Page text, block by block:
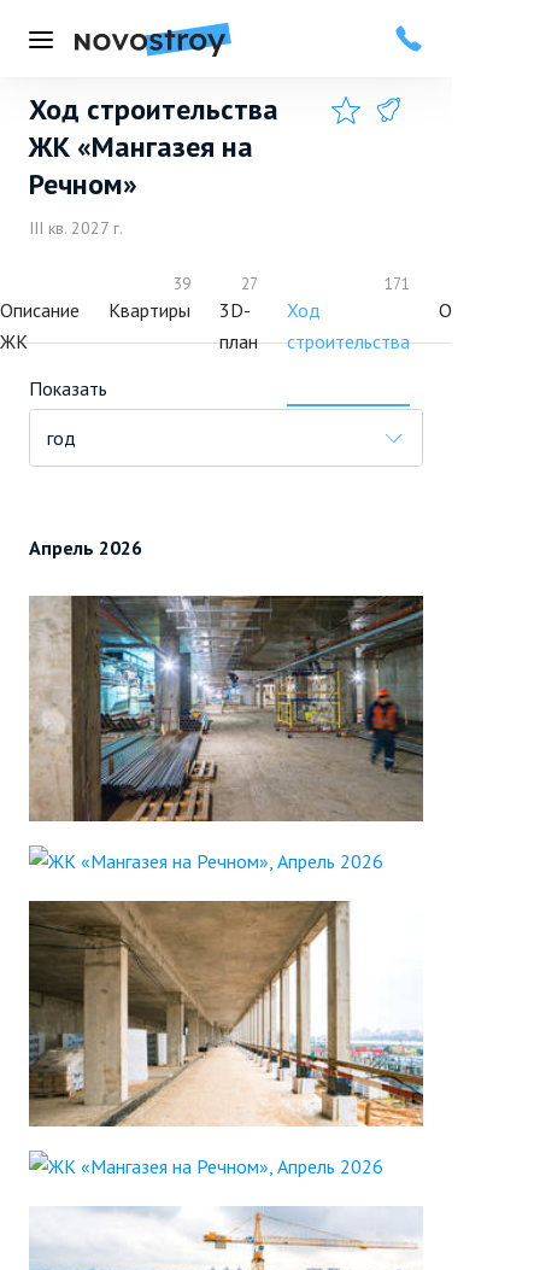
Меню
Ход строительства
ЖК «Мангазея на
Речном»
Добавить в избранное
Подписаться
III кв. 2027 г.
Описание
ЖК
39
Квартиры
27
3D-
план
171
Ход
строительства
Отзывы
Показать
год
Апрель 2026